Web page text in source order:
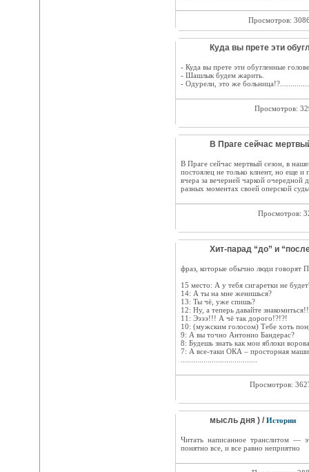
Просмотров:
Куда вы прете эти
- Куда вы прете эти обугленные
- Шашлык будем жарить.
- Одурели, это же
Просмотров:
В Праге сейчас
В Праге сейчас мертвый сезон, в
постоялец не только клиент, но еще
вчера за вечерней чаркой очередной
разных моментах своей оперской
Просмотров:
Хит-парад “до” и
фраз, которые обычно люди говорят
15 место: А у тебя сигаретки не
14: А ты на мне женишься?
13: Ты чё, уже спишь?
12: Ну, а теперь давайте
11: Ээээ!!! А чё так дорого!?!?!
10: (мужским голосом) Тебе хоть
9: А вы точно Антонио Бандерас?
8: Будешь знать как мои яблоки
7: А все-таки ОКА – просторная
Просмотров:
мысль дня ) / Истории
Читать написанное транслитом —
понятно все, и все равно неприятно